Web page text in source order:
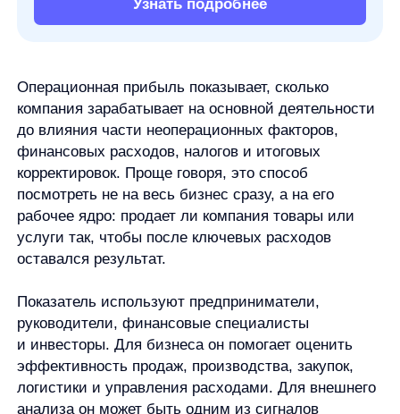
финансовых расходов, налогов и итоговых
корректировок. Проще говоря, это способ
услуги так, чтобы после ключевых расходов
оставался результат.
Показатель используют предприниматели,
руководители, финансовые специалисты
и инвесторы. Для бизнеса он помогает оценить
эффективность продаж, производства, закупок,
логистики и управления расходами. Для внешнего
анализа он может быть одним из сигналов
операционной устойчивости, но не заменяет
полноценный разбор отчетности.
Коротко:операционная прибыль — это
результат основной деятельности компании
после учета себестоимости и операционных
расходов. Базовая логика расчета: выручка
минус себестоимость и операционные
расходы. Показатель помогает понять,
насколько эффективно работает операционная